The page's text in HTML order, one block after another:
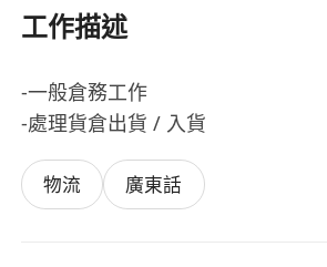
工作描述
-一般倉務工作
-處理貨倉出貨 / 入貨
物流 廣東話